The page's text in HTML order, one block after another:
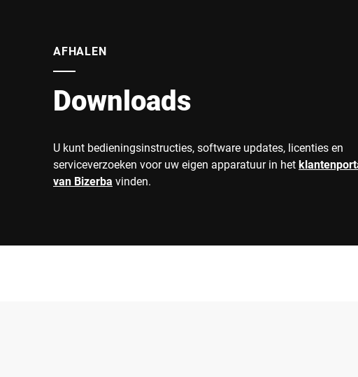
AFHALEN
Downloads
U kunt bedieningsinstructies, software updates, licenties en
serviceverzoeken voor uw eigen apparatuur in het
van Bizerba vinden.